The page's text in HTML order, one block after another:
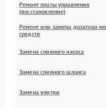
Ремонт платы управления
(восстановление)
Ремонт или замена дозатора
средств
Замена сливного насоса
Замена сливного шланга
Замена улитки